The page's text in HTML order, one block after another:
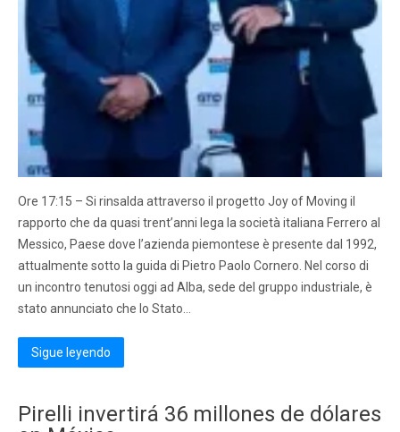
Ore 17:15 – Si rinsalda attraverso il progetto Joy of Moving il
rapporto che da quasi trent’anni lega la società italiana Ferrero al
Messico, Paese dove l’azienda piemontese è presente dal 1992,
attualmente sotto la guida di Pietro Paolo Cornero. Nel corso di
un incontro tenutosi oggi ad Alba, sede del gruppo industriale, è
stato annunciato che lo Stato…
Sigue leyendo
Pirelli invertirá 36 millones de dólares